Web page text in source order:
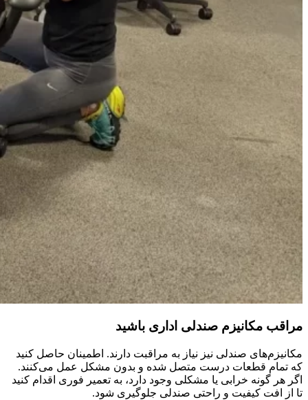
مراقب مکانیزم صندلی اداری باشید
مکانیزم‌های صندلی نیز نیاز به مراقبت دارند. اطمینان حاصل کنید
که تمام قطعات درست متصل شده و بدون مشکل عمل می‌کنند.
اگر هر گونه خرابی یا مشکلی وجود دارد، به تعمیر فوری اقدام کنید
تا از افت کیفیت و راحتی صندلی جلوگیری شود.